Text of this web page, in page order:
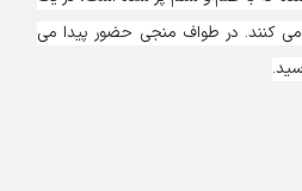
کنند. در طواف منجی حضور پیدا می